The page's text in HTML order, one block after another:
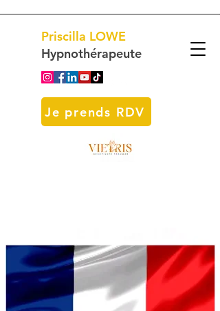
Priscilla LOWE
Hypnothérapeute
Je prends RDV